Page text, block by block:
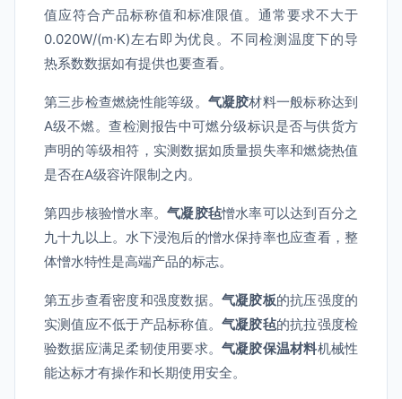
值应符合产品标称值和标准限值。通常要求不大于
0.020W/(m·K)左右即为优良。不同检测温度下的导
热系数数据如有提供也要查看。
第三步检查燃烧性能等级。 气凝胶材料一般标称达到
A级不燃。查检测报告中可燃分级标识是否与供货方
声明的等级相符，实测数据如质量损失率和燃烧热值
是否在A级容许限制之内。
第四步核验憎水率。气凝胶毡憎水率可以达到百分之
九十九以上。水下浸泡后的憎水保持率也应查看，整
体憎水特性是高端产品的标志。
第五步查看密度和强度数据。 气凝胶板的抗压强度的
实测值应不低于产品标称值。 气凝胶毡的抗拉强度检
验数据应满足柔韧使用要求。 气凝胶保温材料机械性
能达标才有操作和长期使用安全。